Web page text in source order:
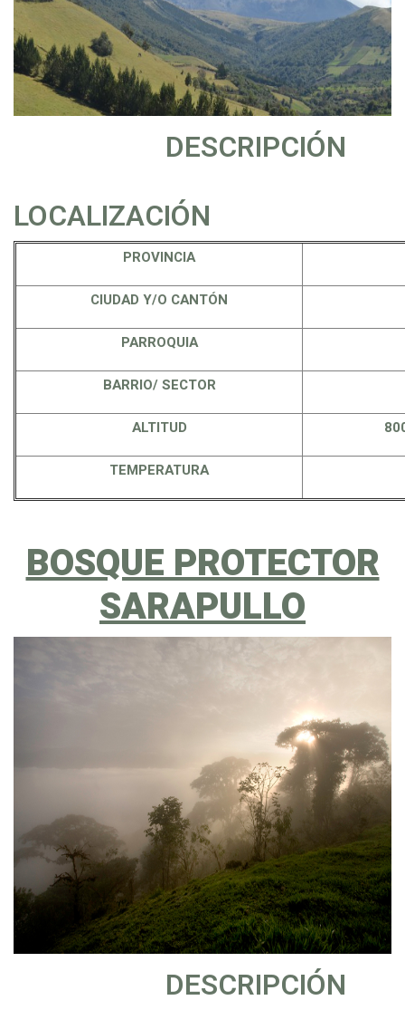
DESCRIPCIÓN
LOCALIZACIÓN
PROVINCIA
CIUDAD Y/O CANTÓN
PARROQUIA
BARRIO/ SECTOR
ALTITUD
TEMPERATURA
BOSQUE PROTECTOR
SARAPULLO
DESCRIPCIÓN